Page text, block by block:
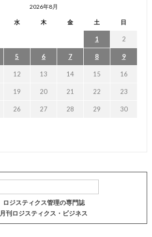
2026年8月
水 木 金 土 日
1 2
5 6 7 8 9
12 13 14 15 16
19 20 21 22 23
26 27 28 29 30
ロジスティクス管理の専門誌
月刊ロジスティクス・ビジネス